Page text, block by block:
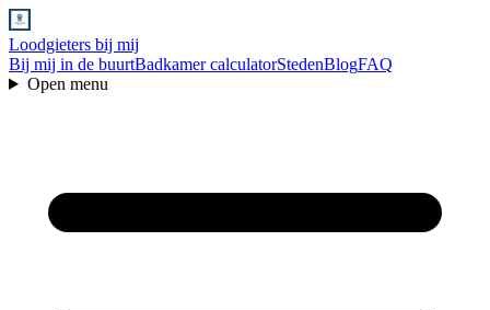
Loodgieters bij mij
Bij mij in de buurtBadkamer calculatorStedenBlogFAQ
Open menu